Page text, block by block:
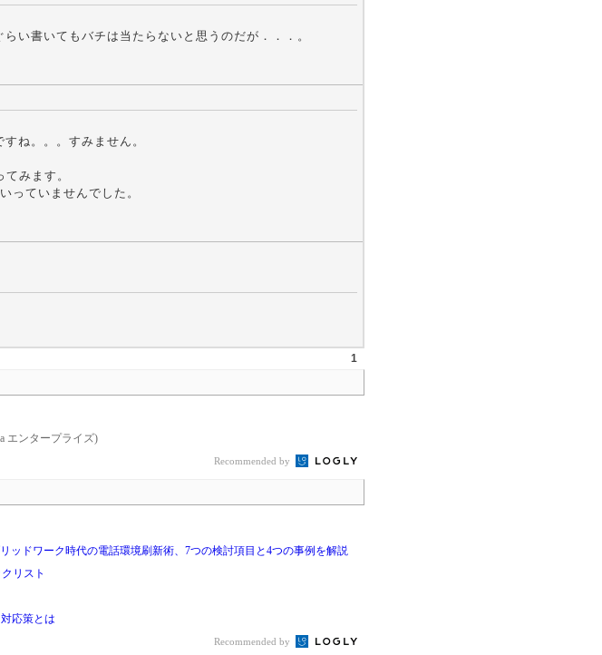
い書いてもバチは当たらないと思うのだが．．．。
ね。。。すみません。
みます。
っていませんでした。
1
エンタープライズ)
Recommended by
ッドワーク時代の電話環境刷新術、7つの検討項目と4つの事例を解説
リスト
応策とは
Recommended by